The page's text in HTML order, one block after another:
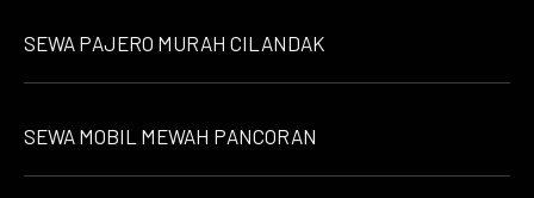
SEWA PAJERO MURAH CILANDAK
SEWA MOBIL MEWAH PANCORAN